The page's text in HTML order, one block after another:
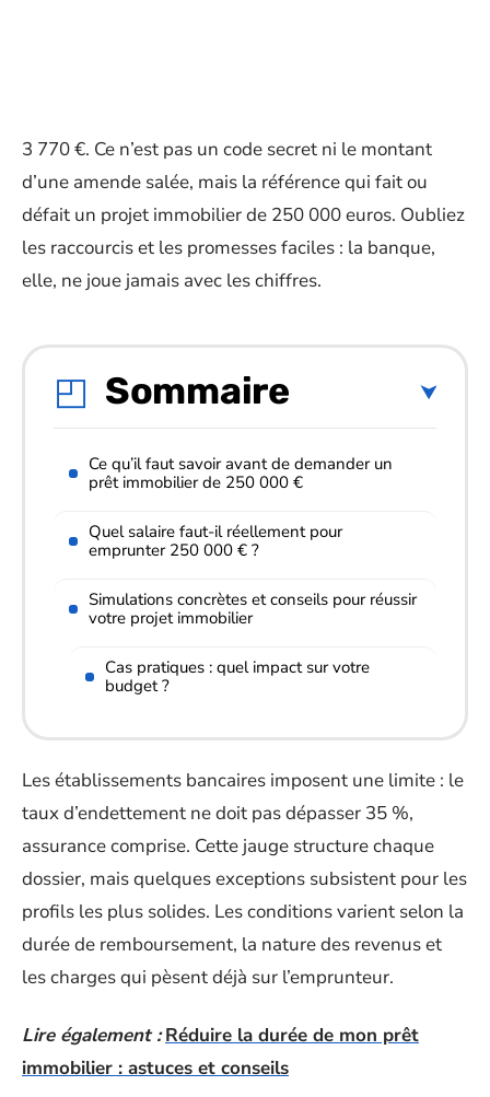
3 770 €. Ce n’est pas un code secret ni le montant
d’une amende salée, mais la référence qui fait ou
défait un projet immobilier de 250 000 euros. Oubliez
les raccourcis et les promesses faciles : la banque,
elle, ne joue jamais avec les chiffres.
Sommaire
Ce qu’il faut savoir avant de demander un
prêt immobilier de 250 000 €
Quel salaire faut-il réellement pour
emprunter 250 000 € ?
Simulations concrètes et conseils pour réussir
votre projet immobilier
Cas pratiques : quel impact sur votre
budget ?
Les établissements bancaires imposent une limite : le
taux d’endettement ne doit pas dépasser 35 %,
assurance comprise. Cette jauge structure chaque
dossier, mais quelques exceptions subsistent pour les
profils les plus solides. Les conditions varient selon la
durée de remboursement, la nature des revenus et
les charges qui pèsent déjà sur l’emprunteur.
Lire également : Réduire la durée de mon prêt
immobilier : astuces et conseils